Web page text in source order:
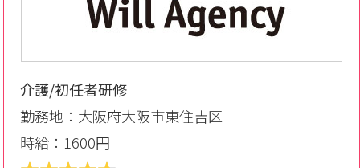
介護/初任者研修
勤務地：大阪府大阪市東住吉区
時給：1600円